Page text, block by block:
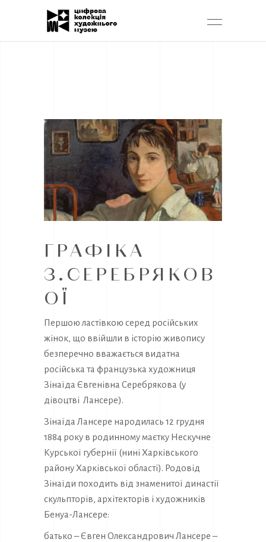
ГРАФІКА
З.СЕРЕБРЯКОВ
ОЇ
Першою ластівкою серед російських
жінок, що ввійшли в історію живопису
безперечно вважається видатна
російська та французька художниця
Зінаїда Євгенівна Серебрякова (у
дівоцтві Лансере).
Зінаїда Лансере народилась 12 грудня
1884 року в родинному маєтку Нескучне
Курської губернії (нині Харківського
району Харківської області). Родовід
Зінаїди походить від знаменитої династії
скульпторів, архітекторів і художників
Бенуа-Лансере:
батько – Євген Олександрович Лансере –